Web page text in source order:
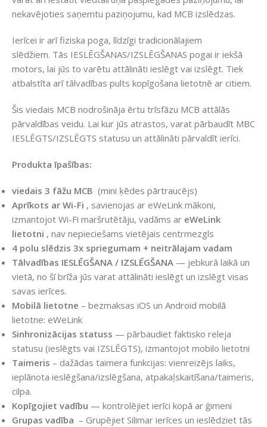
nekavējoties saņemtu paziņojumu, kad MCB izslēdzas.
Ierīcei ir arī fiziska poga, līdzīgi tradicionālajiem
slēdžiem. Tās IESLĒGŠANAS/IZSLĒGŠANAS pogai ir iekšā
motors, lai jūs to varētu attālināti ieslēgt vai izslēgt. Tiek
atbalstīta arī tālvadības pults kopīgošana lietotnē ar citiem.
Šis viedais MCB nodrošināja ērtu trīsfāzu MCB attālās
pārvaldības veidu. Lai kur jūs atrastos, varat pārbaudīt MBC
IESLĒGTS/IZSLĒGTS statusu un attālināti pārvaldīt ierīci.
Produkta īpašības:
viedais 3 fāžu MCB (mini ķēdes pārtraucējs)
Aprīkots ar Wi-Fi , savienojas ar eWeLink mākoni,
izmantojot Wi-Fi maršrutētāju, vadāms ar eWeLink
lietotni , nav nepieciešams vietējais centrmezgls
4 polu slēdzis 3x spriegumam + neitrālajam vadam
Tālvadības IESLĒGŠANA / IZSLĒGŠANA — jebkurā laikā un
vietā, no šī brīža jūs varat attālināti ieslēgt un izslēgt visas
savas ierīces.
Mobilā lietotne – bezmaksas iOS un Android mobilā
lietotne: eWeLink
Sinhronizācijas statuss — pārbaudiet faktisko releja
statusu (ieslēgts vai IZSLĒGTS), izmantojot mobilo lietotni
Taimeris – dažādas taimera funkcijas: vienreizējs laiks,
ieplānota ieslēgšana/izslēgšana, atpakaļskaitīšana/taimeris,
cilpa.
Kopīgojiet vadību — kontrolējiet ierīci kopā ar ģimeni
Grupas vadība – Grupējiet Silimar ierīces un ieslēdziet tās